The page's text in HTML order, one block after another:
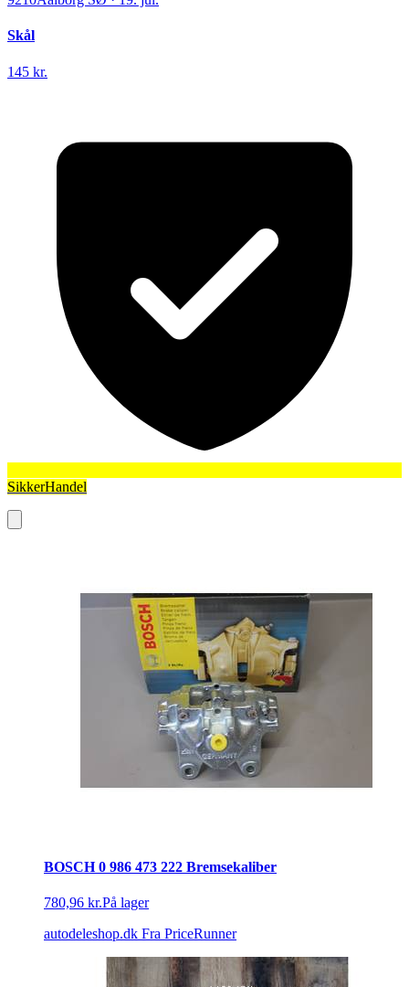
Skål
145 kr.
SikkerHandel
BOSCH 0 986 473 222 Bremsekaliber
780,96 kr.På lager
autodeleshop.dk Fra PriceRunner